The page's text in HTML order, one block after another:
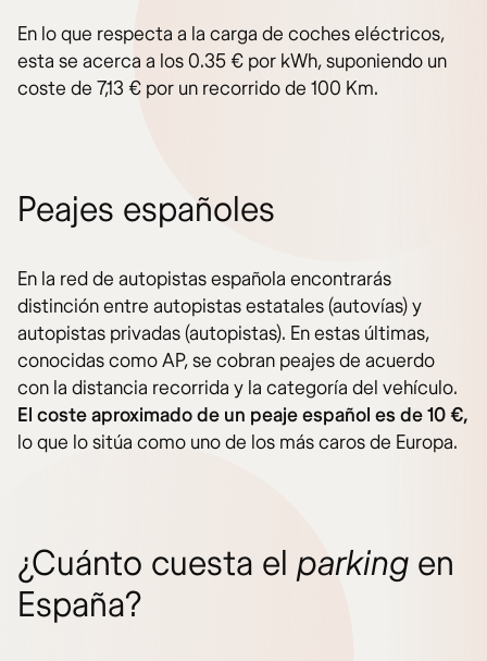
En lo que respecta a la carga de coches eléctricos,
esta se acerca a los 0.35 € por kWh, suponiendo un
coste de 7,13 € por un recorrido de 100 Km.
Peajes españoles
En la red de autopistas española encontrarás
distinción entre autopistas estatales (autovías) y
autopistas privadas (autopistas). En estas últimas,
conocidas como AP, se cobran peajes de acuerdo
con la distancia recorrida y la categoría del vehículo.
El coste aproximado de un peaje español es de 10 €,
lo que lo sitúa como uno de los más caros de Europa.
¿Cuánto cuesta el parking en
España?